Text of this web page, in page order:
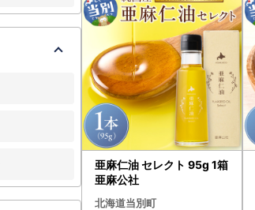
亜麻仁油 セレクト 95g 1箱
亜麻公社
北海道当別町